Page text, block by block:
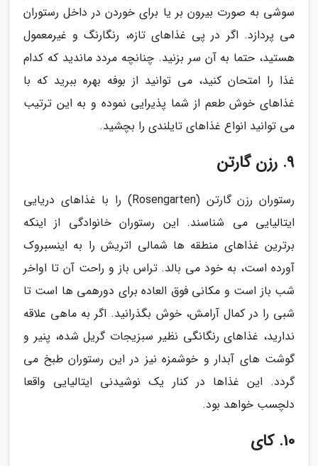
سوشی به صورت بیرون بر یا برای خوردن در داخل رستوران
می پردازد. اگر در پی غذاهای تازه، رنگارنگ و غیرمعمول
هستید، حتما به آن سر بزنید. چنانچه مردد ماندید که کدام
غذا را امتحان کنید، می توانید از بوفه بهره ببرید که با
غذاهای خوش طعم از شما پذیرایی نموده و به این ترتیب
می توانید انواع غذاهای تایلندی را بچشید.
9. رزن گارتن
رستوران رزن گارتن (Rosengarten) را با غذاهای دریایی
ایتالیایی می شناسند. این رستوران خانوادگی از اینکه
برترین غذاهای منطقه ها شمالی اتریش را به اینسبروک
آورده است، به خود می بالد. تراس باز و راحت آن تا اواخر
شب باز است و مکانی فوق العاده برای دورهمی ها است تا
شبی را در کمال آرامش، خوش بگذرانید. اگر به ماهی علاقه
ندارید، غذاهای رنگانگی نظیر سبزیجات گریل شده، پنیر و
گوشت های آبدار و خوشمزه نیز در این رستوران طبخ می
گردد. این غذاها در کنار یک نوشیدنی ایتالیایی واقعا
دلچسب خواهد بود.
10. کای